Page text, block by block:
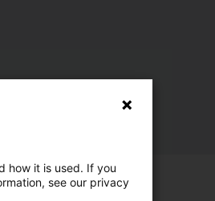
how it is used. If you
see our privacy